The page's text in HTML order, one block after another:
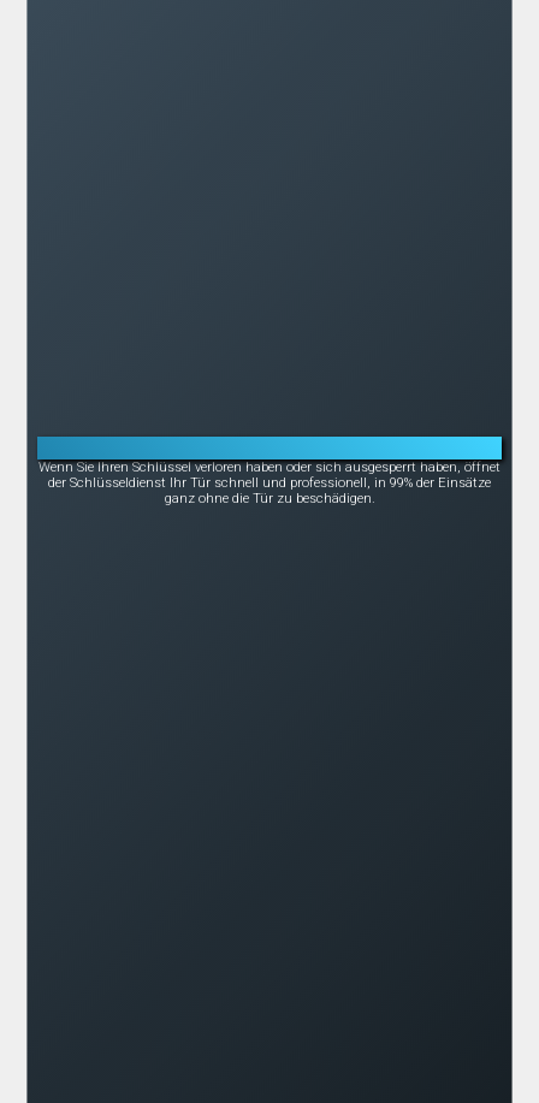
Wenn Sie Ihren Schlüssel verloren haben oder sich ausgesperrt haben, öffnet
der Schlüsseldienst Ihr Tür schnell und professionell, in 99% der Einsätze
ganz ohne die Tür zu beschädigen.